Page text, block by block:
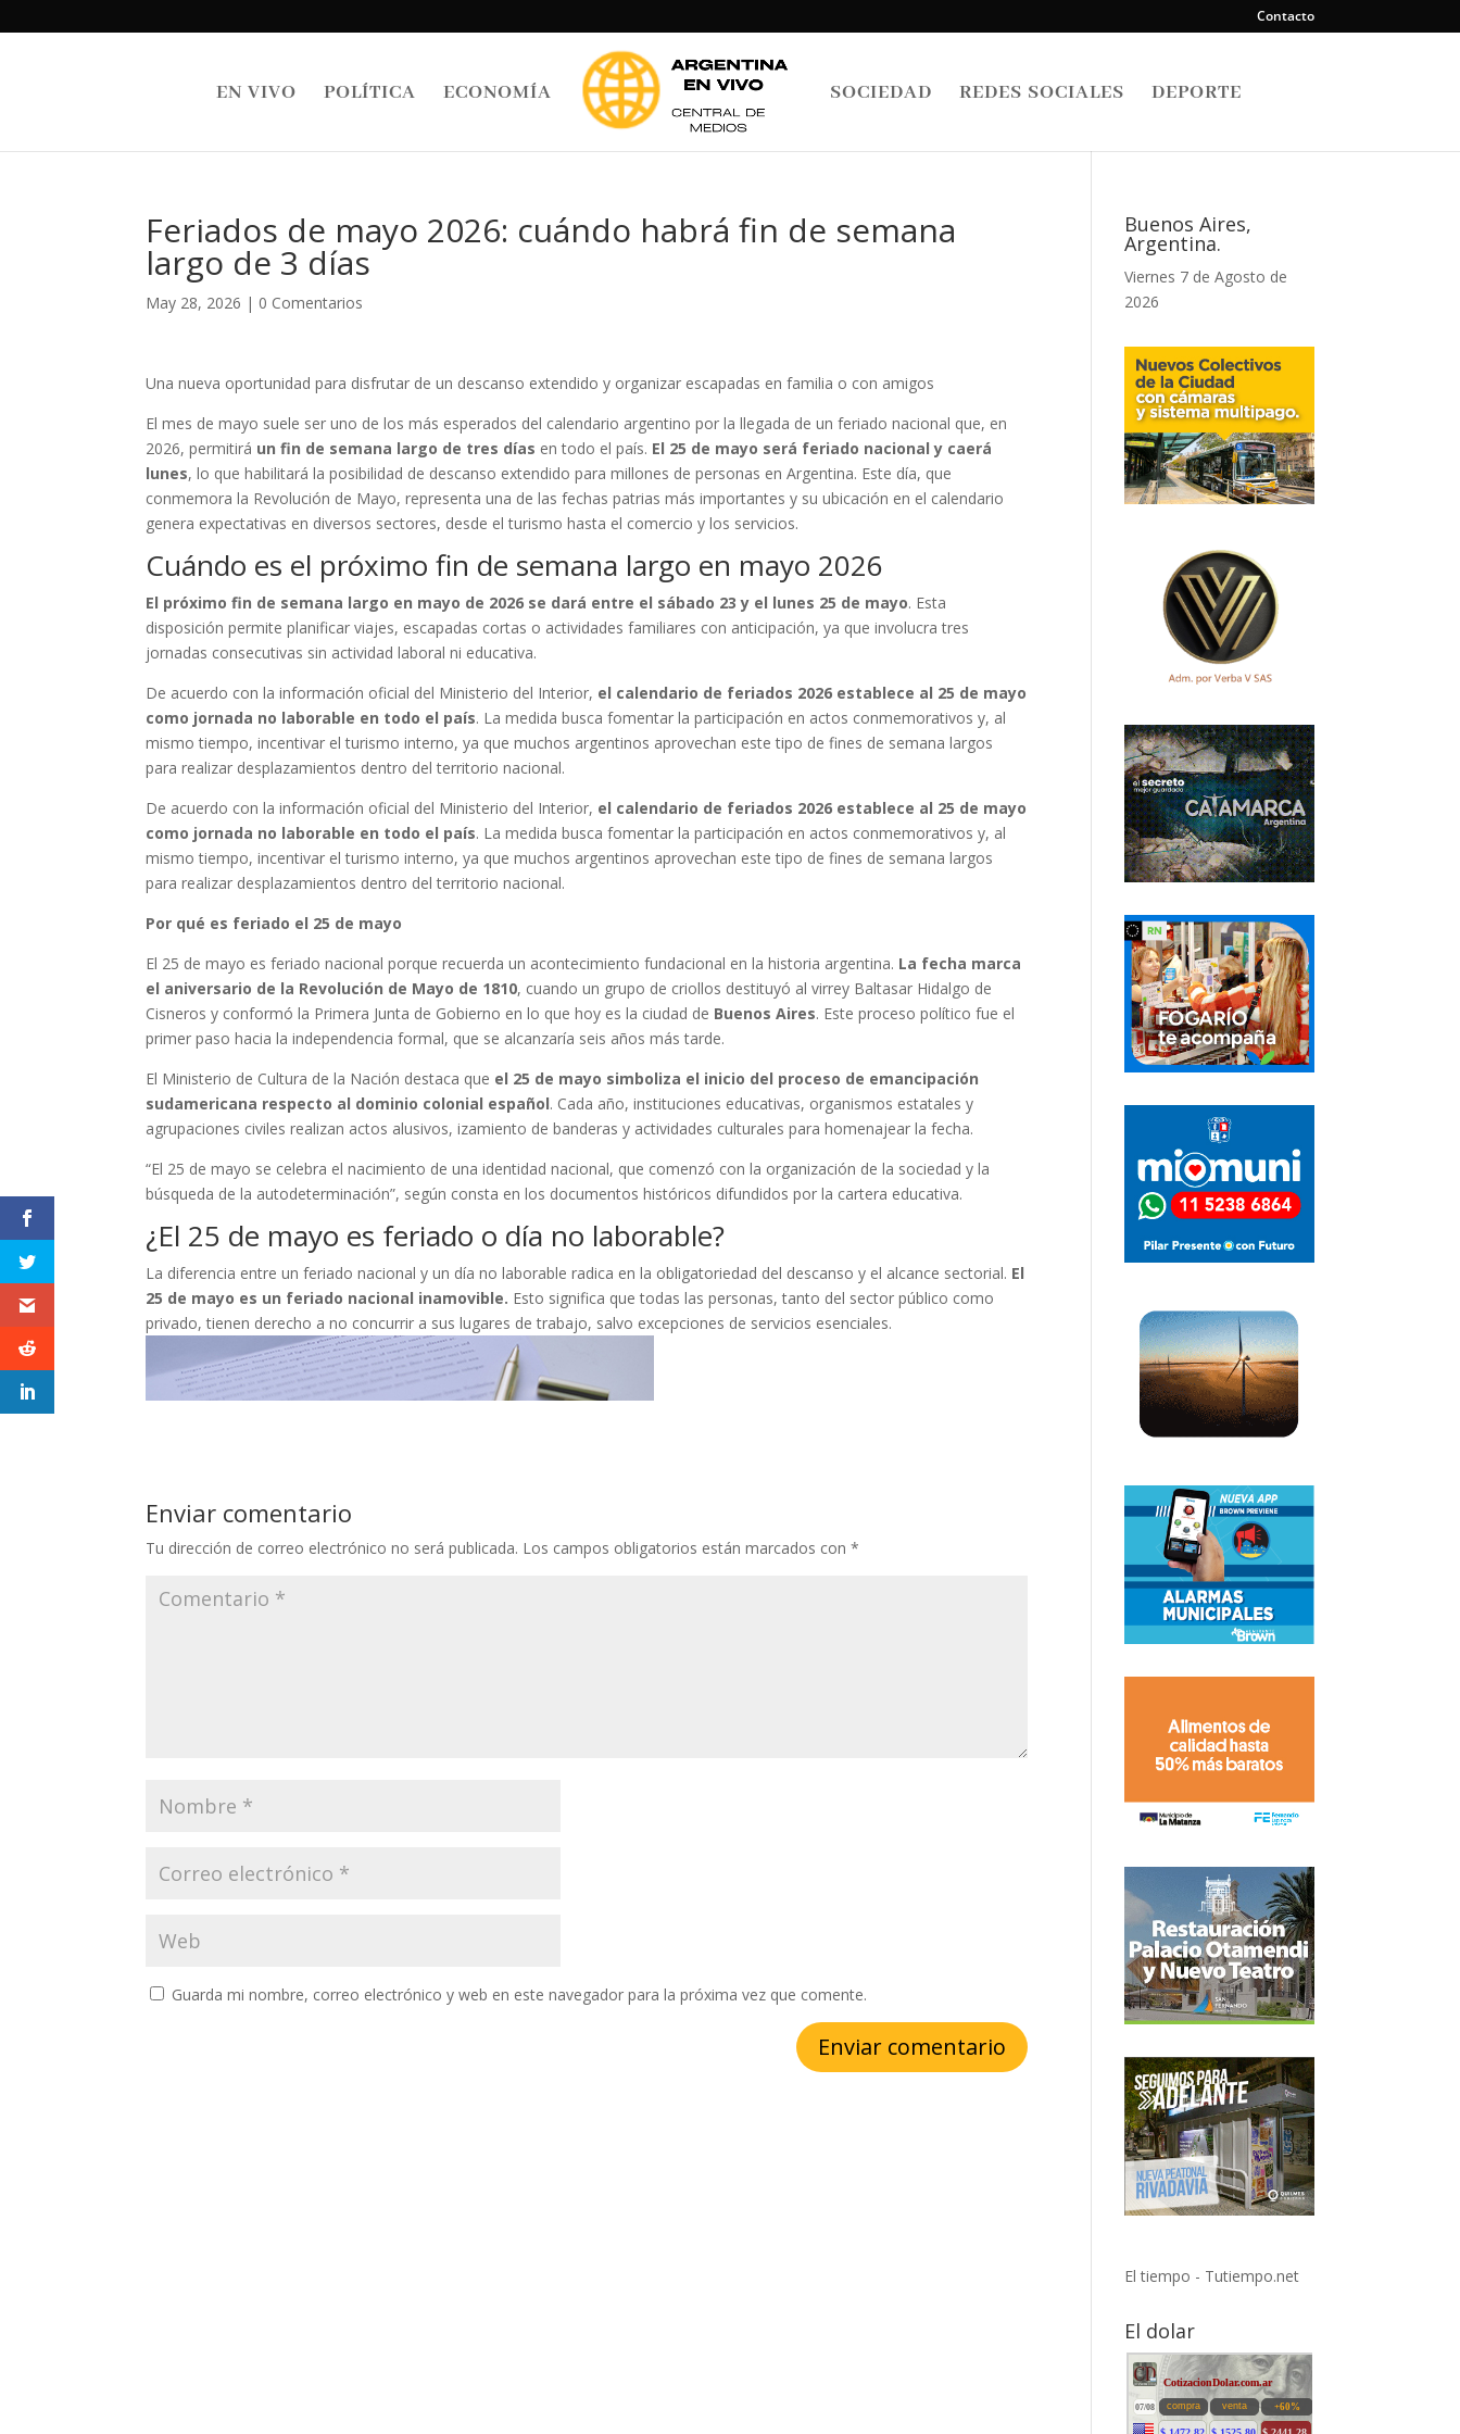
Contacto
EN VIVO POLÍTICA ECONOMÍA SOCIEDAD REDES SOCIALES DEPORTE
Feriados de mayo 2026: cuándo habrá fin de semana
largo de 3 días
May 28, 2026 | 0 Comentarios
Una nueva oportunidad para disfrutar de un descanso extendido y organizar escapadas en familia o con amigos
El mes de mayo suele ser uno de los más esperados del calendario argentino por la llegada de un feriado nacional que, en
2026, permitirá un fin de semana largo de tres días en todo el país. El 25 de mayo será feriado nacional y caerá
lunes, lo que habilitará la posibilidad de descanso extendido para millones de personas en Argentina. Este día, que
conmemora la Revolución de Mayo, representa una de las fechas patrias más importantes y su ubicación en el calendario
genera expectativas en diversos sectores, desde el turismo hasta el comercio y los servicios.
Cuándo es el próximo fin de semana largo en mayo 2026
El próximo fin de semana largo en mayo de 2026 se dará entre el sábado 23 y el lunes 25 de mayo. Esta
disposición permite planificar viajes, escapadas cortas o actividades familiares con anticipación, ya que involucra tres
jornadas consecutivas sin actividad laboral ni educativa.
De acuerdo con la información oficial del Ministerio del Interior, el calendario de feriados 2026 establece al 25 de mayo
como jornada no laborable en todo el país. La medida busca fomentar la participación en actos conmemorativos y, al
mismo tiempo, incentivar el turismo interno, ya que muchos argentinos aprovechan este tipo de fines de semana largos
para realizar desplazamientos dentro del territorio nacional.
De acuerdo con la información oficial del Ministerio del Interior, el calendario de feriados 2026 establece al 25 de mayo
como jornada no laborable en todo el país. La medida busca fomentar la participación en actos conmemorativos y, al
mismo tiempo, incentivar el turismo interno, ya que muchos argentinos aprovechan este tipo de fines de semana largos
para realizar desplazamientos dentro del territorio nacional.
Por qué es feriado el 25 de mayo
El 25 de mayo es feriado nacional porque recuerda un acontecimiento fundacional en la historia argentina. La fecha marca
el aniversario de la Revolución de Mayo de 1810, cuando un grupo de criollos destituyó al virrey Baltasar Hidalgo de
Cisneros y conformó la Primera Junta de Gobierno en lo que hoy es la ciudad de Buenos Aires. Este proceso político fue el
primer paso hacia la independencia formal, que se alcanzaría seis años más tarde.
El Ministerio de Cultura de la Nación destaca que el 25 de mayo simboliza el inicio del proceso de emancipación
sudamericana respecto al dominio colonial español. Cada año, instituciones educativas, organismos estatales y
agrupaciones civiles realizan actos alusivos, izamiento de banderas y actividades culturales para homenajear la fecha.
“El 25 de mayo se celebra el nacimiento de una identidad nacional, que comenzó con la organización de la sociedad y la
búsqueda de la autodeterminación”, según consta en los documentos históricos difundidos por la cartera educativa.
¿El 25 de mayo es feriado o día no laborable?
La diferencia entre un feriado nacional y un día no laborable radica en la obligatoriedad del descanso y el alcance sectorial. El
25 de mayo es un feriado nacional inamovible. Esto significa que todas las personas, tanto del sector público como
privado, tienen derecho a no concurrir a sus lugares de trabajo, salvo excepciones de servicios esenciales.
Enviar comentario
Tu dirección de correo electrónico no será publicada. Los campos obligatorios están marcados con*
Guarda mi nombre, correo electrónico y web en este navegador para la próxima vez que comente.
Buenos Aires,
Argentina.
Viernes 7 de Agosto de
2026
El tiempo - Tutiempo.net
El dolar